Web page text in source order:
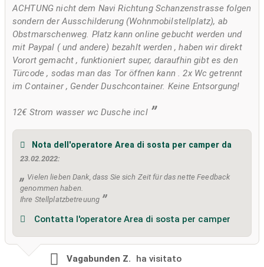
ACHTUNG nicht dem Navi Richtung Schanzenstrasse folgen
sondern der Ausschilderung (Wohnmobilstellplatz), ab
Obstmarschenweg. Platz kann online gebucht werden und
mit Paypal ( und andere) bezahlt werden , haben wir direkt
Vorort gemacht , funktioniert super, daraufhin gibt es den
Türcode , sodas man das Tor öffnen kann . 2x Wc getrennt
im Container , Gender Duschcontainer. Keine Entsorgung!
12€ Strom wasser wc Dusche incl
Nota dell'operatore Area di sosta per camper da
23.02.2022:
Vielen lieben Dank, dass Sie sich Zeit für das nette Feedback
genommen haben.
Ihre Stellplatzbetreuung
Contatta l'operatore Area di sosta per camper
Vagabunden Z.
ha visitato